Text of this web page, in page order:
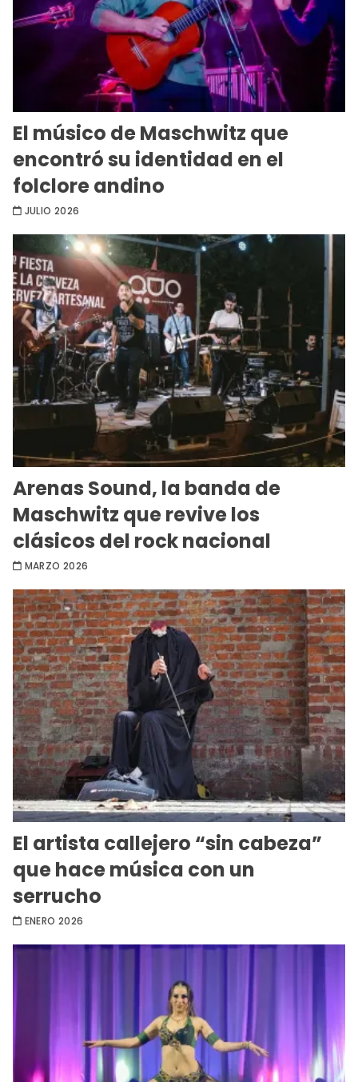
El músico de Maschwitz que
encontró su identidad en el
folclore andino
JULIO 2026
Arenas Sound, la banda de
Maschwitz que revive los
clásicos del rock nacional
MARZO 2026
El artista callejero “sin cabeza”
que hace música con un
serrucho
ENERO 2026